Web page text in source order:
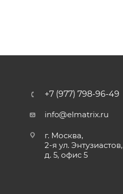
+7 (977) 798-96-49
info@elmatrix.ru
г. Москва,
2-я ул. Энтузиастов,
д. 5, офис 5